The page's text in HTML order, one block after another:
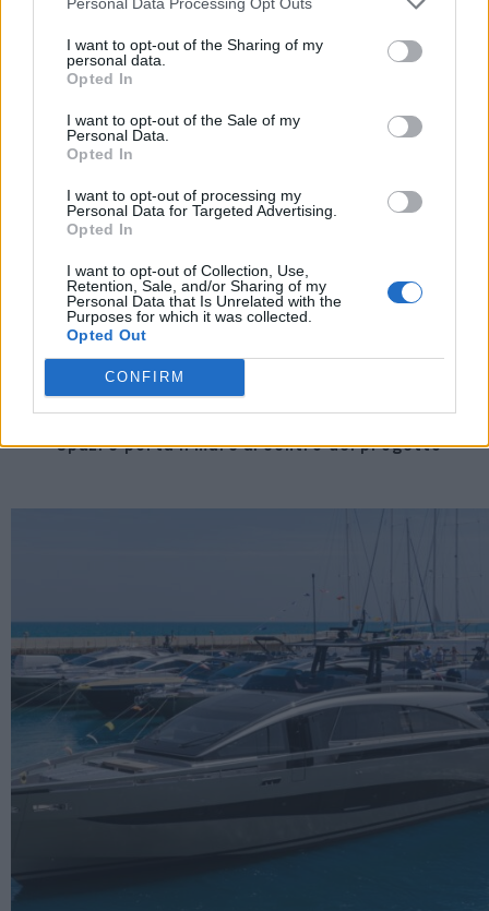
I want to opt-out of the Sharing of my
personal data.
Opted In
I want to opt-out of the Sale of my
Personal Data.
Opted In
I want to opt-out of processing my
Personal Data for Targeted Advertising.
Opted In
I want to opt-out of Collection, Use,
Retention, Sale, and/or Sharing of my
Personal Data that Is Unrelated with the
Purposes for which it was collected.
Opted Out
CONFIRM
Riva 96′ Argo Super, il nuovo flybridge amplia gli
spazi e porta il mare al centro del progetto